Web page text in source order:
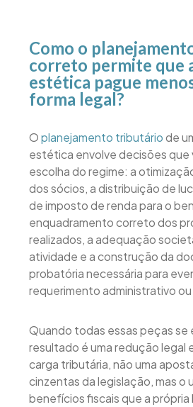
Como o
correto permite que
estética pague
forma legal?
Oplanejamento tributáriode
estética envolve decisões que
escolha do regime: a
dos sócios, a distribuição de
de imposto de renda para o
enquadramento correto dos
realizados, a adequação
atividade e a construção da
probatória necessária para
requerimento administrativo ou
Quando todas essas peças se
resultado é uma redução legal
carga tributária, não uma
cinzentas da legislação, mas o
benefícios fiscais que a própria